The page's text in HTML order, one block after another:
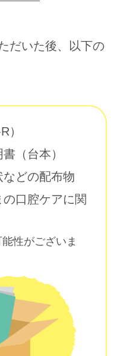
だいた後、以下の
）
（台本）
どの配布物
口腔ケアに関
性がございま